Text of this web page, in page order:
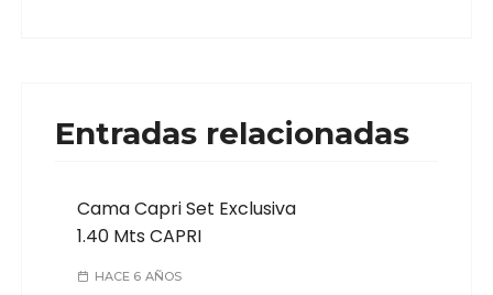
Entradas relacionadas
Cama Capri Set Exclusiva
1.40 Mts CAPRI
HACE 6 AÑOS